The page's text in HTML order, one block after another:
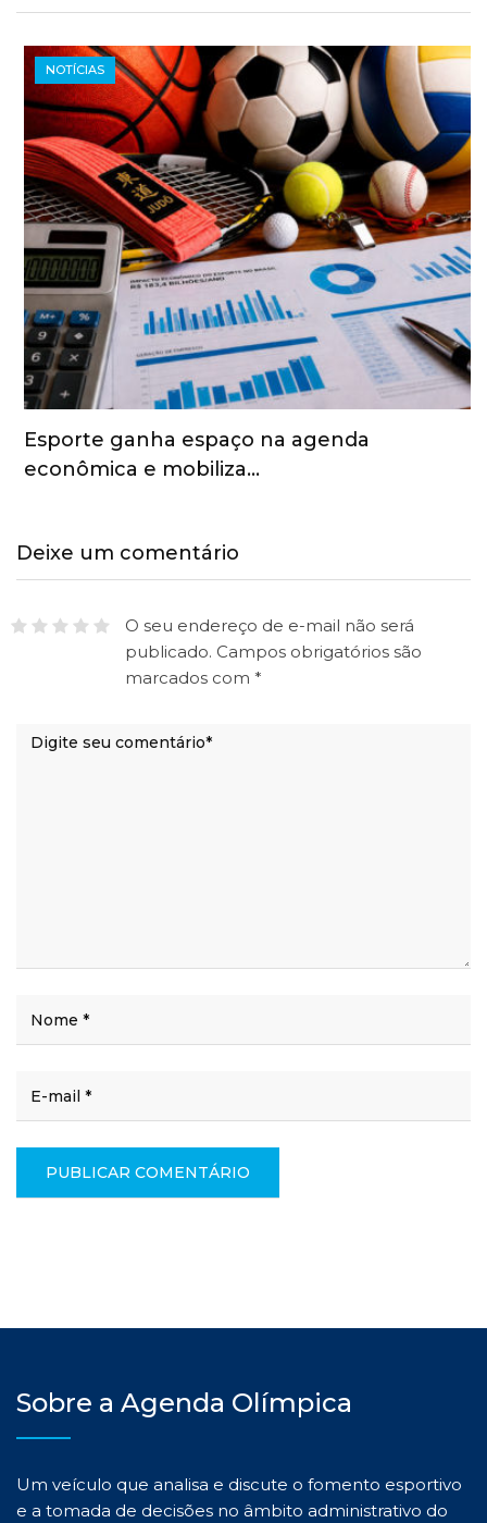
NOTÍCIAS
Esporte ganha espaço na agenda
econômica e mobiliza…
Deixe um comentário
O seu endereço de e-mail não será
publicado. Campos obrigatórios são
marcados com *
Sobre a Agenda Olímpica
Um veículo que analisa e discute o fomento esportivo
e a tomada de decisões no âmbito administrativo do